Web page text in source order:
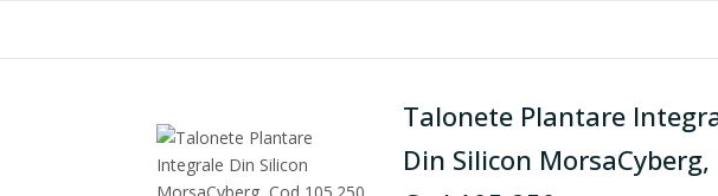
Talonete Plantare
Din Silicon MorsaCyberg,